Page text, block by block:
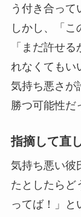
う付き合って
しかし、「こ
「まだ許せ
れなくてもい
気持ち悪さが
勝つ可能性だ
指摘して直
気持ち悪い彼
たとしたらど
ってば！」と